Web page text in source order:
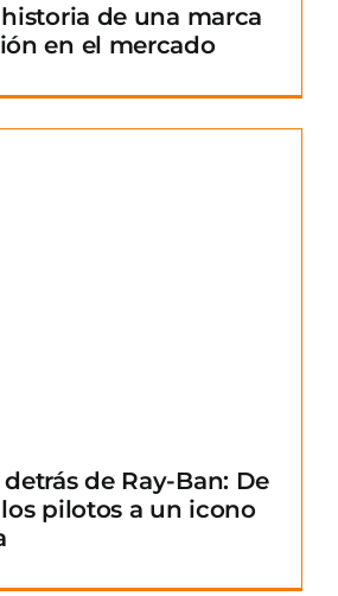
de una marca
en el mercado
de Ray-Ban: De
los pilotos a un icono